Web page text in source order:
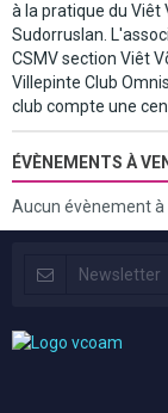
à la pratique du Viêt
Sudorruslan.
CSMV section Viêt
Villepinte Club
club compte une
ÉVÈNEMENTS À
Aucun évènement à